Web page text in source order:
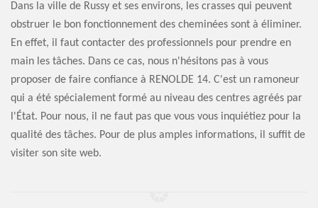
Dans la ville de Russy et ses environs, les crasses qui peuvent
obstruer le bon fonctionnement des cheminées sont à éliminer.
En effet, il faut contacter des professionnels pour prendre en
main les tâches. Dans ce cas, nous n'hésitons pas à vous
proposer de faire confiance à RENOLDE 14. C'est un ramoneur
qui a été spécialement formé au niveau des centres agréés par
l'État. Pour nous, il ne faut pas que vous vous inquiétiez pour la
qualité des tâches. Pour de plus amples informations, il suffit de
visiter son site web.